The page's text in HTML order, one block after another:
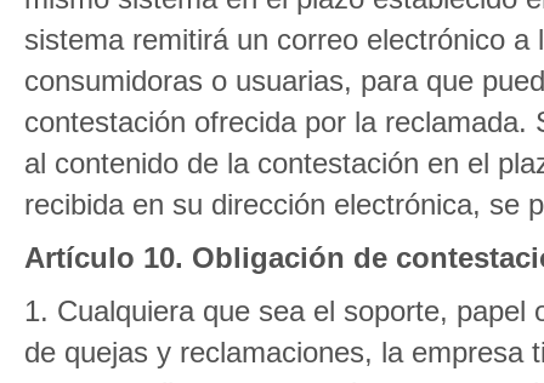
sistema remitirá un correo electrónico
consumidoras o usuarias, para que
contestación ofrecida por la
al contenido de la contestación en el
recibida en su dirección electrónica, se
Artículo 10. Obligación de
1. Cualquiera que sea el soporte,
de quejas y reclamaciones, la empresa